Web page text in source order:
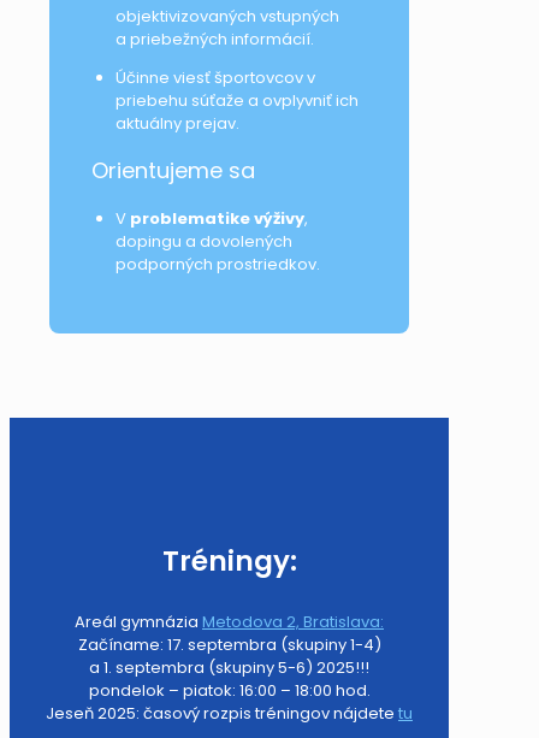
objektivizovaných vstupných
a priebežných informácií.
Účinne viesť športovcov v
priebehu súťaže a ovplyvniť ich
aktuálny prejav.
Orientujeme sa
V problematike výživy,
dopingu a dovolených
podporných prostriedkov.
Tréningy:
Areál gymnázia Metodova 2, Bratislava:
Začíname: 17. septembra (skupiny 1-4)
a 1. septembra (skupiny 5-6) 2025!!!
pondelok – piatok: 16:00 – 18:00 hod.
Jeseň 2025: časový rozpis tréningov nájdete tu